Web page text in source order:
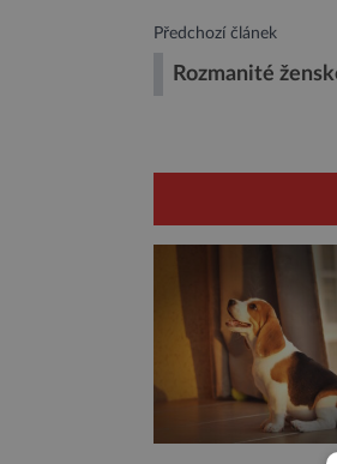
Předchozí článek
Rozmanité